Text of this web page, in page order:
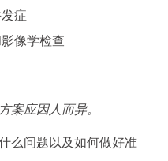
症
像学检查
案应因人而异。
么问题以及如何做好准